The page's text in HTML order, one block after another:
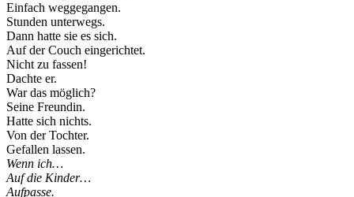
Einfach weggegangen.
Stunden unterwegs.
Dann hatte sie es sich.
Auf der Couch eingerichtet.
Nicht zu fassen!
Dachte er.
War das möglich?
Seine Freundin.
Hatte sich nichts.
Von der Tochter.
Gefallen lassen.
Wenn ich…
Auf die Kinder…
Aufpasse.